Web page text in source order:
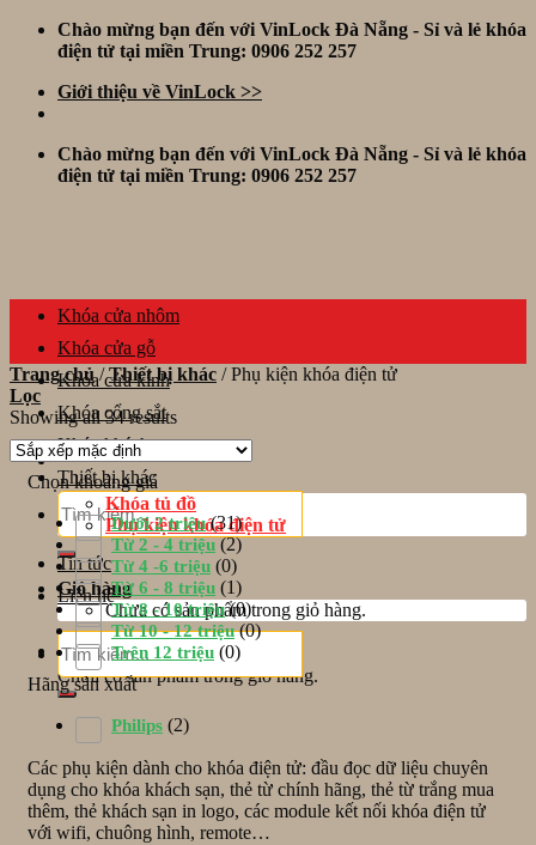
Skip
Chào mừng bạn đến với VinLock Đà Nẵng - Sỉ và lẻ khóa
điện tử tại miền Trung: 0906 252 257
Giới thiệu về VinLock >>
Chào mừng bạn đến với VinLock Đà Nẵng - Sỉ và lẻ khóa
điện tử tại miền Trung: 0906 252 257
Tìm
kiếm:
Giỏ hàng
Chưa có sản phẩm trong giỏ hàng.
Giỏ hàng
Chưa có sản phẩm trong giỏ hàng.
Khóa cửa nhôm
Khóa cửa gỗ
Khóa cửa kính
Khóa cổng sắt
Khóa khách sạn
Thiết bị khác
Khóa tủ đồ
Phụ kiện khóa điện tử
Tin tức
Liên hệ
Tìm
kiếm:
Trang chủ / Thiết bị khác /Phụ kiện khóa điện tử
Lọc
Showing all 34 results
Chọn khoảng giá
Dưới 2 triệu (31)
Từ 2 - 4 triệu (2)
Từ 4 -6 triệu (0)
Từ 6 - 8 triệu (1)
Từ 8 - 10 triệu (0)
Từ 10 - 12 triệu (0)
Trên 12 triệu (0)
Hãng sản xuất
Philips (2)
Các phụ kiện dành cho khóa điện tử: đầu đọc dữ liệu chuyên
dụng cho khóa khách sạn, thẻ từ chính hãng, thẻ từ trắng mua
thêm, thẻ khách sạn in logo, các module kết nối khóa điện tử
với wifi, chuông hình, remote…